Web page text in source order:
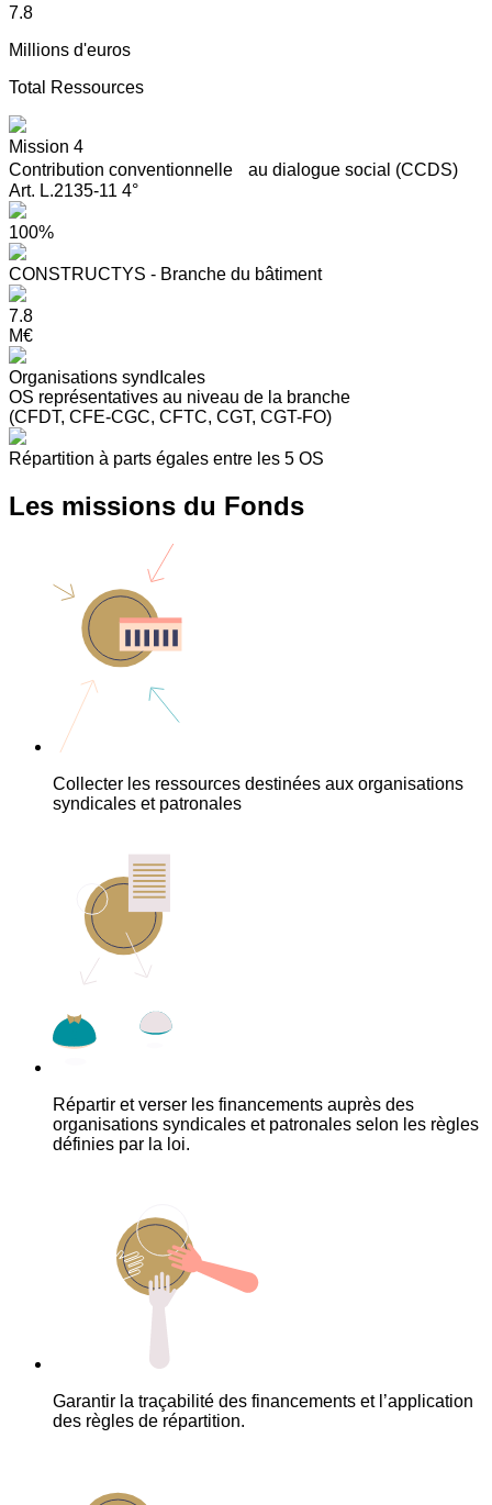
7.8
Millions d'euros
Total Ressources
Mission 4
Contribution conventionnelle au dialogue social (CCDS)
Art. L.2135-11 4°
100%
CONSTRUCTYS - Branche du bâtiment
7.8
M€
Organisations syndIcales
OS représentatives au niveau de la branche
(CFDT, CFE-CGC, CFTC, CGT, CGT-FO)
Répartition à parts égales entre les 5 OS
Les missions du Fonds
Collecter les ressources destinées aux organisations
syndicales et patronales
Répartir et verser les financements auprès des
organisations syndicales et patronales selon les règles
définies par la loi.
Garantir la traçabilité des financements et l’application
des règles de répartition.